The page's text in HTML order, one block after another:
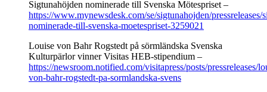
Sigtunahöjden nominerade till Svenska Mötespriset –
https://www.mynewsdesk.com/se/sigtunahojden/pressreleases/
nominerade-till-svenska-moetespriset-3259021
Louise von Bahr Rogstedt på sörmländska Svenska
Kulturpärlor vinner Visitas HEB-stipendium –
https://newsroom.notified.com/visitapress/posts/pressreleases/
von-bahr-rogstedt-pa-sormlandska-svens